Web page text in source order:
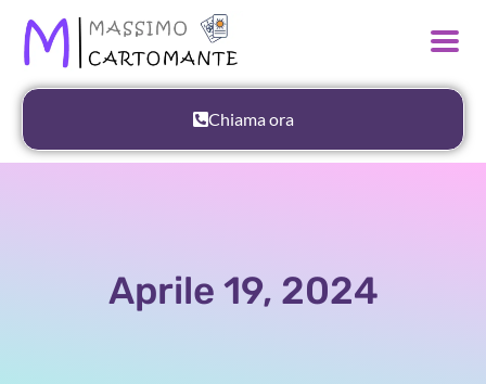
Chiama ora
Aprile 19, 2024